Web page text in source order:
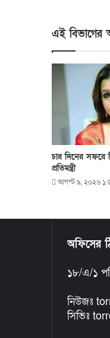
এই
চার দিনের সফরে
প্রতিমন্ত্রী
আগস্ট ৯, ২০২৬
অফিসের
১৮/এ/১
নিউজঃ
সিভিঃ